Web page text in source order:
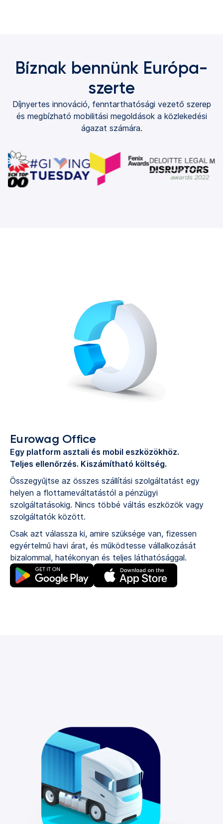
Bíznak bennünk Európa-
szerte
Díjnyertes innováció, fenntarthatósági vezető szerep
és megbízható mobilitási megoldások a közlekedési
ágazat számára.
Eurowag Office
Egy platform asztali és mobil eszközökhöz.
Teljes ellenőrzés. Kiszámítható költség.
Összegyűjtse az összes szállítási szolgáltatást egy
helyen a flottameváltatástól a pénzügyi
szolgáltatásokig. Nincs többé váltás eszközök vagy
szolgáltatók között.
Csak azt válassza ki, amire szüksége van, fizessen
egyértelmű havi árat, és működtesse vállalkozását
bizalommal, hatékonyan és teljes láthatósággal.